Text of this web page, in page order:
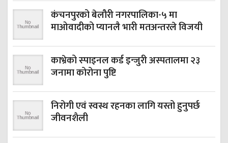
कंचनपुरको बेलौरी नगरपालिका-५ मा
माओवादीको प्यानलै भारी मतअन्तरले विजयी
काभ्रेको स्‍पाइनल कर्ड इन्जुरी अस्पतालमा २३
जनामा कोरोना पुष्टि
निरोगी एवं स्वस्थ रहनका लागि यस्तो हुनुपर्छ
जीवनशैली